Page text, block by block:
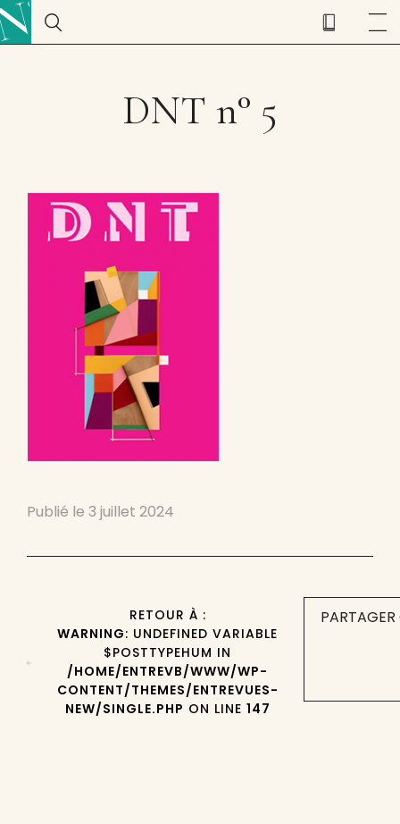
DNT n° 5
Publié le 3 juillet 2024
RETOUR À :
WARNING: UNDEFINED VARIABLE
$POSTTYPEHUM IN
/HOME/ENTREVB/WWW/WP-
CONTENT/THEMES/ENTREVUES-
NEW/SINGLE.PHP ON LINE 147